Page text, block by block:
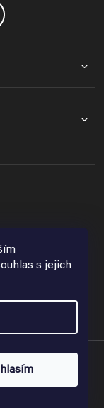
s jejich
vyhrazena.